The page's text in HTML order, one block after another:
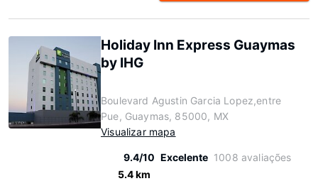
Holiday Inn Express Guaymas
by IHG
Boulevard Agustin Garcia Lopez,entre
Pue, Guaymas, 85000, MX
Visualizar mapa
9.4/10 Excelente 1008 avaliações
5.4 km